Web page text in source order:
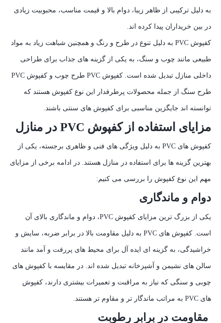
به دلیل ترکیبی از ظاهر زیبا، دوام بالا و قیمت مناسب، محبوبیت زیادی
در بین خریداران پیدا کرده‌ اند.
کفپوش PVC به دلیل تنوع در طرح و رنگ و همچنین شباهت زیاد به مواد
طبیعی مانند چوب و سنگ، به یکی از گزینه‌ های جذاب برای طراحی
داخلی منازل تبدیل شده است. کفپوش PVC طرح چوب و کفپوش PVC
طرح سنگ از جمله محصولات پرطرفدار این نوع کفپوش هستند که
توانسته‌ اند جایگزین مناسبی برای کفپوش‌ های سنتی باشند.
مزایای استفاده از کفپوش PVC در منازل
کفپوش‌ های PVC به دلیل ویژگی‌ های فنی و ظاهری برجسته، یکی از
بهترین گزینه‌ ها برای استفاده در منازل هستند. در ادامه برخی از مزایای
مهم این نوع کفپوش را بررسی می‌ کنیم:
دوام و ماندگاری
یکی از بزرگ‌ ترین مزایای کفپوش PVC، دوام و ماندگاری بالای آن
است. کفپوش‌ های PVC به دلیل مقاومت بالا در برابر ضربه، سایش و
خراشیدگی، به گزینه‌ ای ایده‌ آل برای محیط‌ های پررفت‌ و آمد مانند
سالن‌ های نشیمن و آشپزخانه تبدیل شده‌ اند. در مقایسه با کفپوش‌ های
چوبی و سنگی که نیاز به مراقبت و تعمیرات بیشتری دارند، کفپوش‌
های PVC به مراتب ماندگار تر و مقاوم‌ تر هستند.
مقاومت در برابر رطوبت